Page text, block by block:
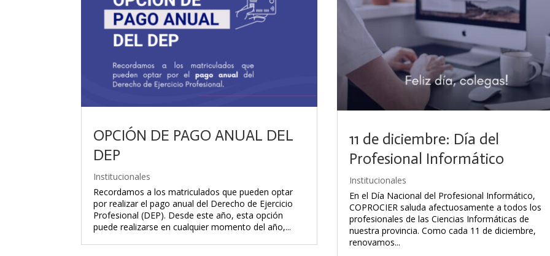
OPCIÓN DE PAGO ANUAL DEL
DEP
Institucionales
Recordamos a los matriculados que pueden optar
por realizar el pago anual del Derecho de Ejercicio
Profesional (DEP). Desde este año, esta opción
puede realizarse en cualquier momento del año,...
11 de diciembre: Día del
Profesional Informático
Institucionales
En el Día Nacional del Profesional Informático,
COPROCIER saluda afectuosamente a todos los
profesionales de las Ciencias Informáticas de
nuestra provincia. Como cada 11 de diciembre,
renovamos...